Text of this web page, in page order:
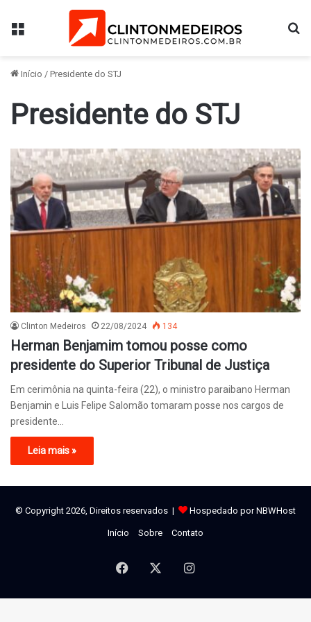
Menu
Início / Presidente do STJ
Presidente do STJ
Clinton Medeiros 22/08/2024 134
Herman Benjamim tomou posse como
presidente do Superior Tribunal de Justiça
Em cerimônia na quinta-feira (22), o ministro paraibano Herman
Benjamin e Luis Felipe Salomão tomaram posse nos cargos de
presidente…
Leia mais »
© Copyright 2026, Direitos reservados | Hospedado por NBWHost
Início Sobre Contato
Facebook Instagram